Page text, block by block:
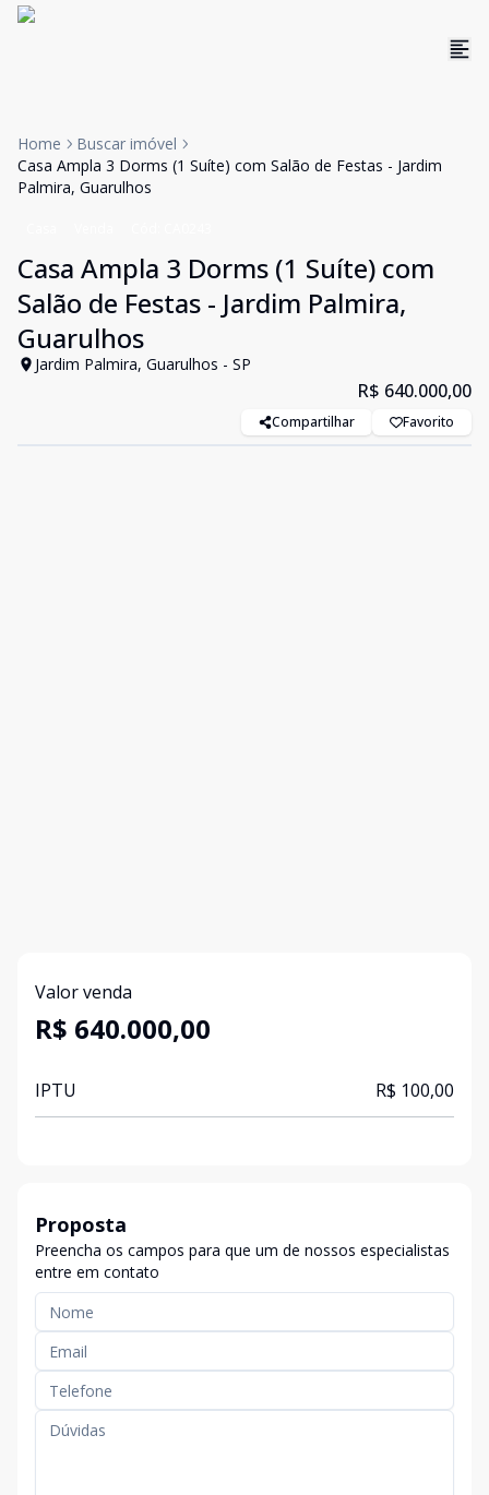
Home
Buscar imóvel
Casa Ampla 3 Dorms (1 Suíte) com Salão de Festas - Jardim
Palmira, Guarulhos
Casa Ampla 3 Dorms (1 Suíte) com
Salão de Festas - Jardim Palmira,
Guarulhos
Jardim Palmira, Guarulhos - SP
R$ 640.000,00
Compartilhar Favorito
Valor venda
R$ 640.000,00
IPTU R$ 100,00
Proposta
Preencha os campos para que um de nossos especialistas
entre em contato